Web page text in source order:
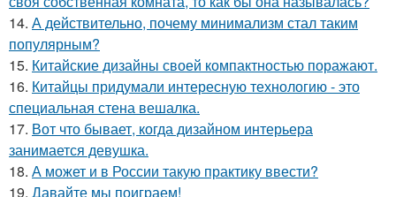
14. А действительно, почему минимализм стал таким
популярным?
15. Китайские дизайны своей компактностью поражают.
16. Китайцы придумали интересную технологию - это
специальная стена вешалка.
17. Вот что бывает, когда дизайном интерьера
занимается девушка.
18. А может и в России такую практику ввести?
19. Давайте мы поиграем!